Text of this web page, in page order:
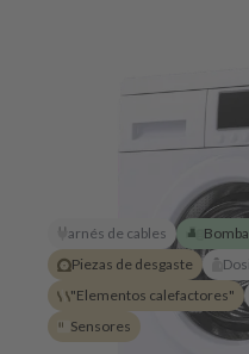
arnés de cables
Piezas de desgaste
"Elementos calefactores"
Sensores